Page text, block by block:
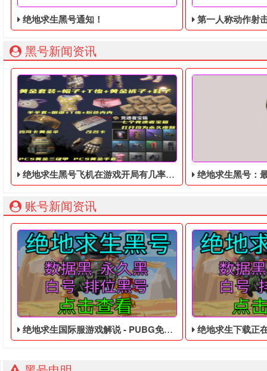
绝地求生黑号通知！ 第一人称动作射击游戏《绝地
黑号新闻资讯
绝地求生黑号飞机在游戏开局有几率爆炸，飞机紧急下降 绝地求生黑号：最适合随时随地玩的游戏
账号新闻资讯
绝地求生国际服游戏解说 - PUBG免费的皮肤黑号 绝地求生下载正在修